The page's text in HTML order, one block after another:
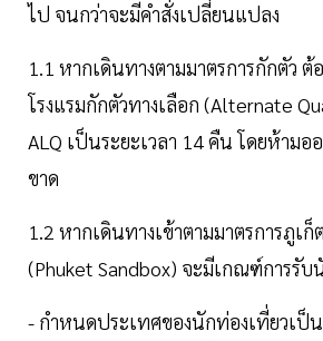
ไป จนกว่าจะมีคำสั่งเปลี่ยนแปลง
1.1 หากเดินทางตามมาตรการกักตัว ต้
โรงแรมกักตัวทางเลือก (Alternate
ALQ เป็นระยะเวลา 14 คืน โดยห้าม
ขาด
1.2 หากเดินทางเข้าตามมาตรการภูเ
(Phuket Sandbox) จะมีเกณฑ์การรับ
- กำหนดประเทศของนักท่องเที่ยวเป็